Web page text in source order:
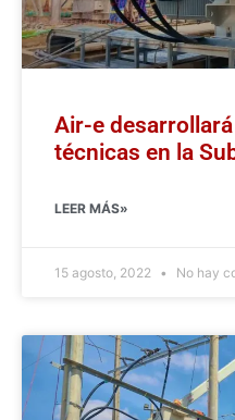
Air-e
técnicas en la
LEER MÁS»
15 agosto, 2022 No hay